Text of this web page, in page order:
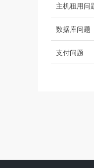
主机租用问
数据库问题
支付问题